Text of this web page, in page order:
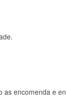
encomenda e